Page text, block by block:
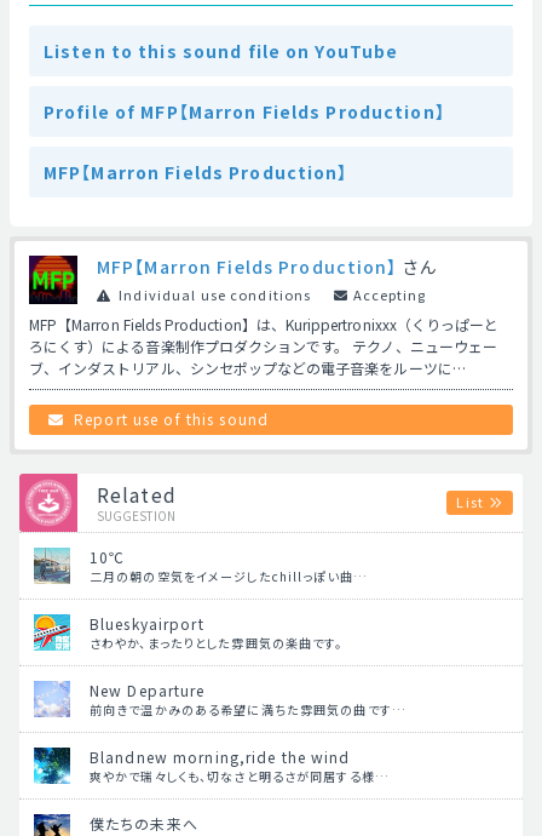
Listen to this sound file on YouTube
Profile of MFP【Marron Fields Production】
MFP【Marron Fields Production】
MFP【Marron Fields Production】 さん
Individual use conditions Accepting
MFP【Marron Fields Production】は、Kurippertronixxx（くりっぱーと
ろにくす）による音楽制作プロダクションです。 テクノ、ニューウェー
ブ、インダストリアル、シンセポップなどの電子音楽をルーツに…
Report use of this sound
Related
SUGGESTION
List
10℃
二月の朝の空気をイメージしたchillっぽい曲…
Blueskyairport
さわやか、まったりとした雰囲気の楽曲です。
New Departure
前向きで温かみのある希望に満ちた雰囲気の曲です…
Blandnew morning,ride the wind
爽やかで瑞々しくも、切なさと明るさが同居する様…
僕たちの未来へ